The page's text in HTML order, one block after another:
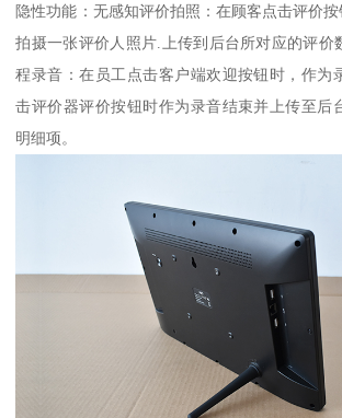
隐性功能：无感知评价拍照：在顾客点击评价
拍摄一张评价人照片.上传到后台所对应的评价
程录音：在员工点击客户端欢迎按钮时，作为
击评价器评价按钮时作为录音结束并上传至后
明细项。